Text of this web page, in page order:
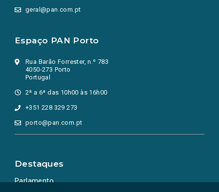
geral@pan.com.pt
Espaço PAN Porto
Rua Barão Forrester, n.º 783
4050-273 Porto
Portugal
2ª a 6ª das 10h00 às 16h00
+351 228 329 273
porto@pan.com.pt
Destaques
Parlamento